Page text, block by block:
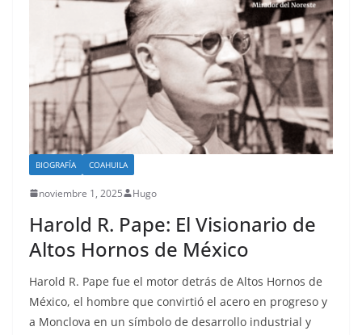
BIOGRAFÍA COAHUILA
noviembre 1, 2025 Hugo
Harold R. Pape: El Visionario de
Altos Hornos de México
Harold R. Pape fue el motor detrás de Altos Hornos de
México, el hombre que convirtió el acero en progreso y
a Monclova en un símbolo de desarrollo industrial y